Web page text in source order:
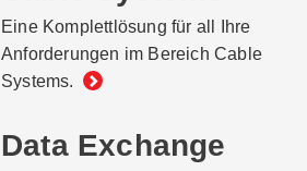
Eine Komplettlösung für all Ihre
Anforderungen im Bereich Cable
Systems.
Data Exchange